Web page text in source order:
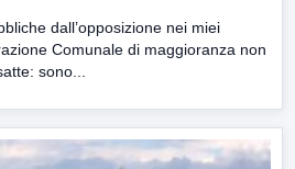
dall’opposizione nei miei
Comunale di maggioranza non
sono...